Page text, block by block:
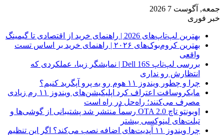
جمعه, آگوست 7 2026
خبر فوری
بهترین لپ‌تاپ‌های 2026 | راهنمای خرید از اقتصادی تا گیمینگ
بهترین کروم‌بوک‌های ۲۰۲۶ | راهنمای خرید بر اساس تست
واقعی
بررسی لپ‌تاپ Dell 16S | نمایشگر زیبا، عملکردی که
انتظارش رو نداری
چرا و چطور ویندوز ۱۱ هوم رو به پرو آپگرید کنیم؟
مایکروسافت اعتراف کرد اپلیکیشن‌های ویندوز ۱۱ رم زیادی
مصرف می‌کنند؛ راه‌حل در راه است
اوبونتو تاچ OTA 2.0 رسماً منتشر شد پشتیبانی از گوشی‌ها و
تبلت‌های لینوکسی بیشتر
چرا ویندوز ۱۱ آپدیت‌های اضافه نصب می‌کند؟ اگر این تنظیم